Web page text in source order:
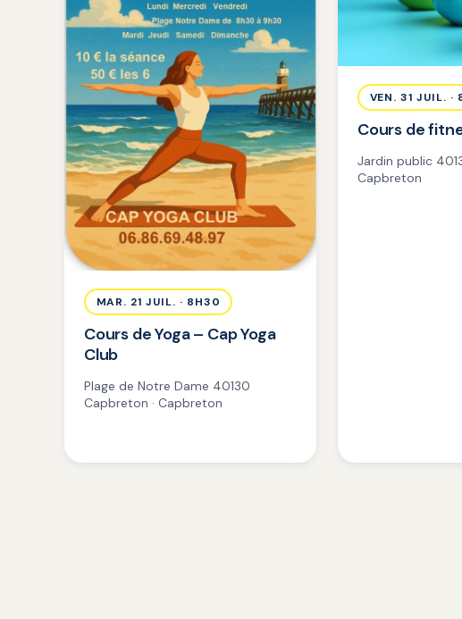
MAR. 21 JUIL. · 8H30
Cours de Yoga – Cap Yoga
Club
Plage de Notre Dame 40130
Capbreton · Capbreton
VEN. 31 JUIL. ·
Cours de
Jardin public
Capbreton